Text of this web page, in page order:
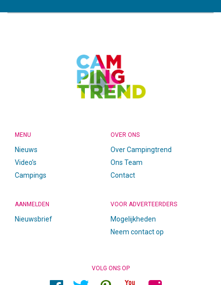
MENU
Nieuws
Video’s
Campings
OVER ONS
Over Campingtrend
Ons Team
Contact
AANMELDEN
Nieuwsbrief
VOOR ADVERTEERDERS
Mogelijkheden
Neem contact op
VOLG ONS OP